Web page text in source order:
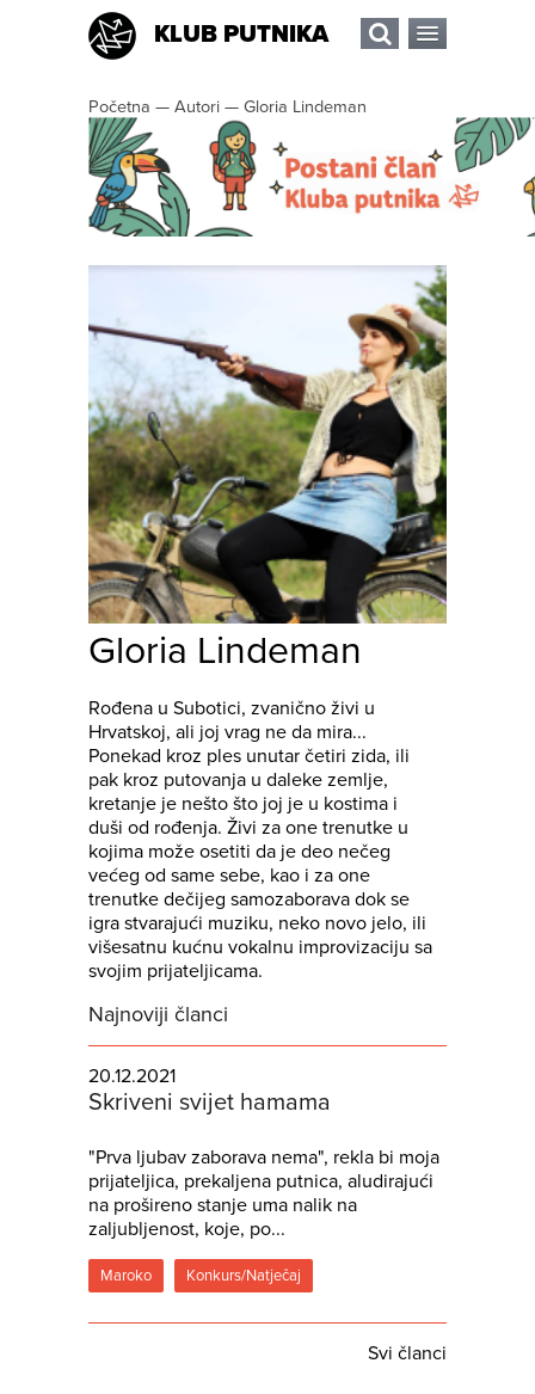
KLUB PUTNIKA
Početna — Autori — Gloria Lindeman
Gloria Lindeman
Rođena u Subotici, zvanično živi u
Hrvatskoj, ali joj vrag ne da mira...
Ponekad kroz ples unutar četiri zida, ili
pak kroz putovanja u daleke zemlje,
kretanje je nešto što joj je u kostima i
duši od rođenja. Živi za one trenutke u
kojima može osetiti da je deo nečeg
većeg od same sebe, kao i za one
trenutke dečijeg samozaborava dok se
igra stvarajući muziku, neko novo jelo, ili
višesatnu kućnu vokalnu improvizaciju sa
svojim prijateljicama.
Najnoviji članci
20.12.2021
Skriveni svijet hamama
"Prva ljubav zaborava nema", rekla bi moja
prijateljica, prekaljena putnica, aludirajući
na prošireno stanje uma nalik na
zaljubljenost, koje, po...
Maroko Konkurs/Natječaj
Svi članci